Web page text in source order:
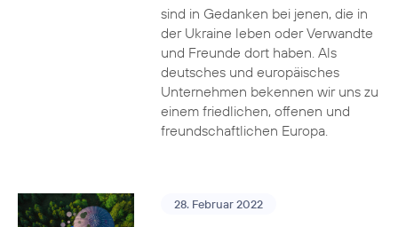
sind in Gedanken bei jenen, die in
der Ukraine leben oder Verwandte
und Freunde dort haben. Als
deutsches und europäisches
Unternehmen bekennen wir uns zu
einem friedlichen, offenen und
freundschaftlichen Europa.
28. Februar 2022